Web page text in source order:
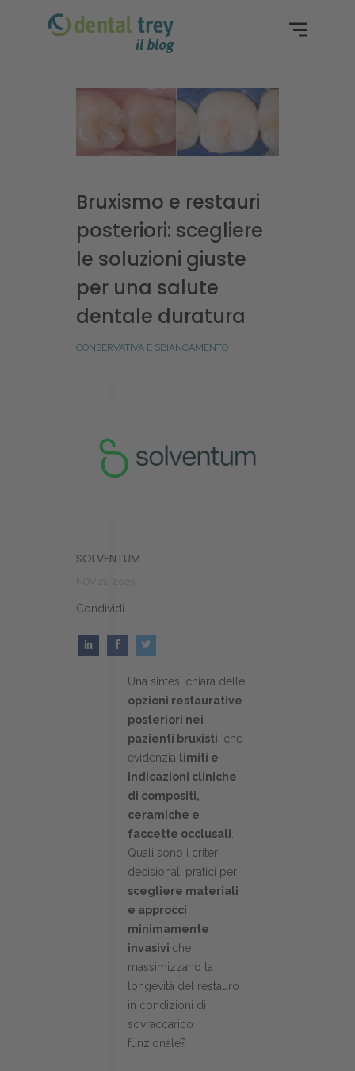
Bruxismo e restauri
posteriori: scegliere
le soluzioni giuste
per una salute
dentale duratura
CONSERVATIVA E SBIANCAMENTO
SOLVENTUM
Condividi
Una sintesi chiara delle
opzioni restaurative
posteriori nei
pazienti bruxisti , che
evidenzia limiti e
indicazioni cliniche
di compositi,
ceramiche e
faccette occlusali
Quali sono i criteri
decisionali pratici per
scegliere materiali
e approcci
minimamente
invasivi che
massimizzano la
longevità del restauro
in condizioni di
sovraccarico
funzionale?